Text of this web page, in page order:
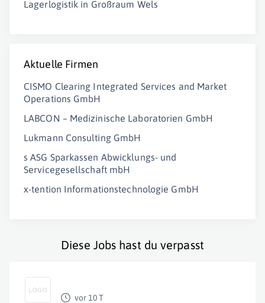
Lagerlogistik in Großraum Wels
Aktuelle Firmen
CISMO Clearing Integrated Services and Market
Operations GmbH
LABCON – Medizinische Laboratorien GmbH
Lukmann Consulting GmbH
s ASG Sparkassen Abwicklungs- und
Servicegesellschaft mbH
x-tention Informationstechnologie GmbH
Diese Jobs hast du verpasst
vor 10 T